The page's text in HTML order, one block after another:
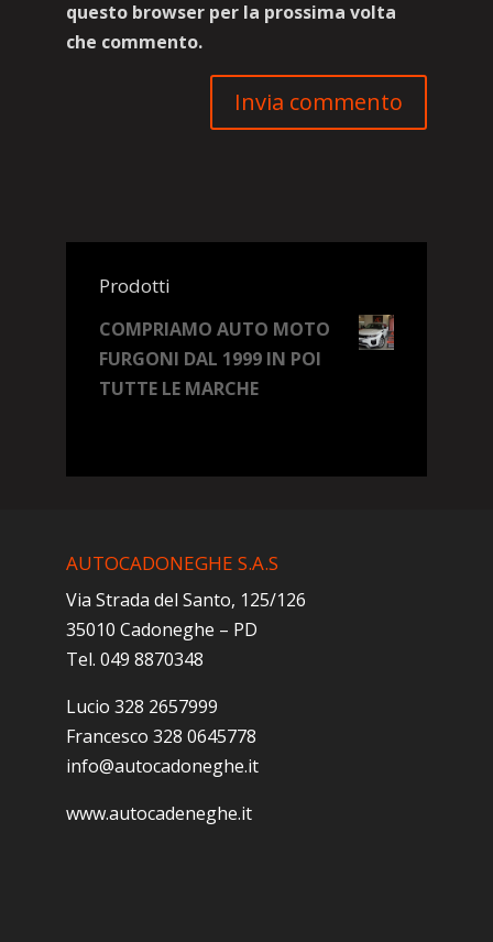
questo browser per la prossima volta
che commento.
Prodotti
COMPRIAMO AUTO MOTO
FURGONI DAL 1999 IN POI
TUTTE LE MARCHE
AUTOCADONEGHE S.A.S
Via Strada del Santo, 125/126
35010 Cadoneghe – PD
Tel. 049 8870348
Lucio 328 2657999
Francesco 328 0645778
info@autocadoneghe.it
www.autocadeneghe.it